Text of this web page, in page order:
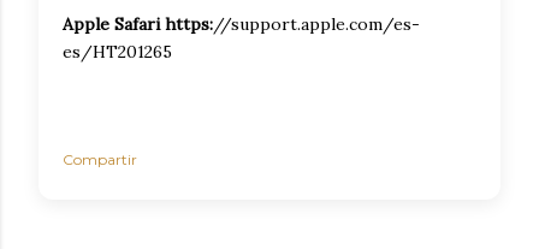
Apple Safari https://support.apple.com/es-
es/HT201265
Compartir